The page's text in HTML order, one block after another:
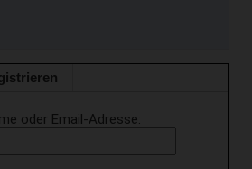
oder Email-Adresse